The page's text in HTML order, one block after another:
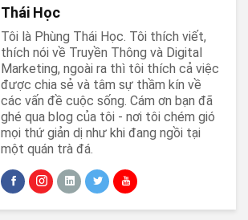
Thái Học
Tôi là Phùng Thái Học. Tôi thích viết,
thích nói về Truyền Thông và Digital
Marketing, ngoài ra thì tôi thích cả việc
được chia sẻ và tâm sự thầm kín về
các vấn đề cuộc sống. Cám ơn bạn đã
ghé qua blog của tôi - nơi tôi chém gió
mọi thứ giản dị như khi đang ngồi tại
một quán trà đá.